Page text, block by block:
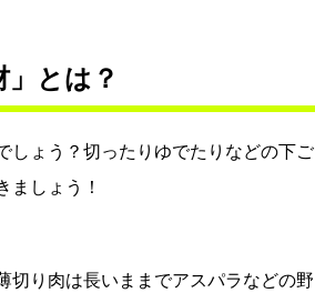
とは？
しょう？切ったりゆでたりなどの下ご
ましょう！
切り肉は長いままでアスパラなどの野